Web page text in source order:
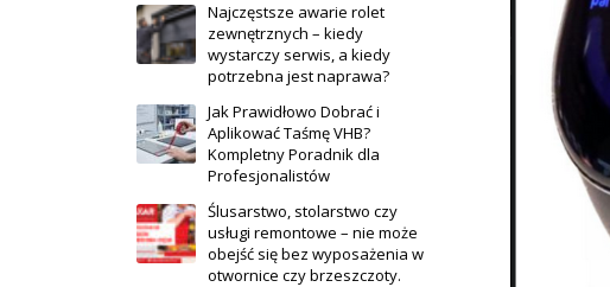
Najczęstsze awarie rolet
zewnętrznych – kiedy
wystarczy serwis, a kiedy
potrzebna jest naprawa?
Jak Prawidłowo Dobrać i
Aplikować Taśmę VHB?
Kompletny Poradnik dla
Profesjonalistów
Ślusarstwo, stolarstwo czy
usługi remontowe – nie może
obejść się bez wyposażenia w
otwornice czy brzeszczoty.